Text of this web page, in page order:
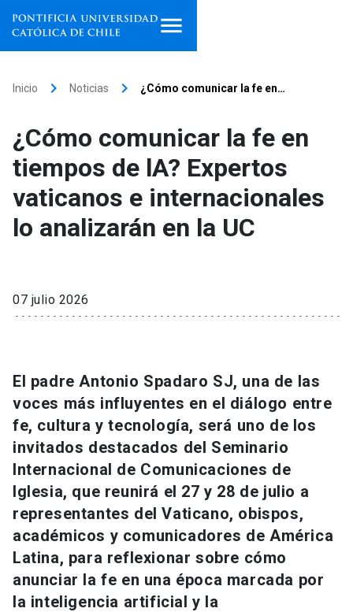
Facultades, escuelas e
institutos
Investigación
Información para keyboard_arrow_down
Futuros estudiantes
Estudiantes
Académicos
Personal
Alumni launch
Go to english site launch
ACCESOS DIRECTOS
Admisión launch
Correo UC launch
Inicio keyboard_arrow_right Noticias keyboard_arrow_right ¿Cómo comunicar la fe en…
¿Cómo comunicar la fe en
tiempos de lA? Expertos
vaticanos e internacionales
lo analizarán en la UC
07 julio 2026
El padre Antonio Spadaro SJ, una de las
voces más influyentes en el diálogo entre
fe, cultura y tecnología, será uno de los
invitados destacados del Seminario
Internacional de Comunicaciones de
Iglesia, que reunirá el 27 y 28 de julio a
representantes del Vaticano, obispos,
académicos y comunicadores de América
Latina, para reflexionar sobre cómo
anunciar la fe en una época marcada por
la inteligencia artificial y la